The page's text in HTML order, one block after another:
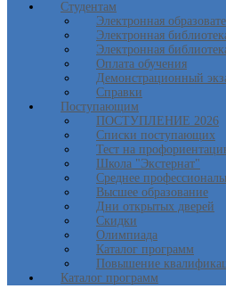
Студентам
Электронная
Электронная
Электронная
Оплата обучения
Демонстрационный
Справки
Поступающим
ПОСТУПЛЕНИЕ 2026
Списки поступающих
Тест на
Школа "Экстернат"
Среднее
Высшее образование
Дни открытых дверей
Скидки
Олимпиада
Каталог программ
Повышение
Каталог программ